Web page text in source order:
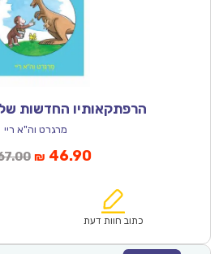
הרפתקאותיו החדשות של
מרגרט וה"א ריי
המחיר
₪67.00.
₪ 46.90המחיר
הוא:
כתוב חוות דעת